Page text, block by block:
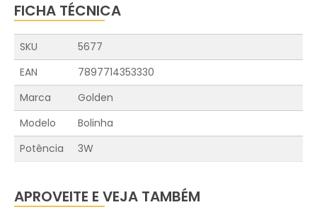
FICHA TÉCNICA
SKU
5677
EAN
7897714353330
Marca
Golden
Modelo
Bolinha
Potência
3W
APROVEITE E VEJA TAMBÉM